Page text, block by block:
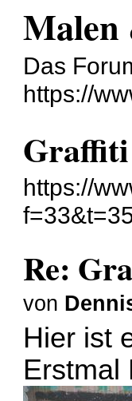
Malen
Das
https://
Graffiti
https://
Re:
von
Hier ist
Erstmal